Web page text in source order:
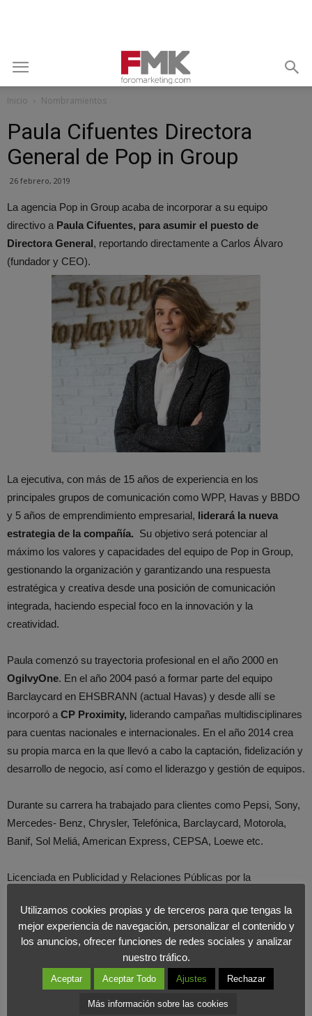
Inicio Nombramientos
Paula Cifuentes Directora
General de Pop in Group
26 febrero, 2019
La agencia Pop in Group acaba de incorporar a su equipo
directivo a Paula Cifuentes, para asumir el puesto de
Directora General, reportando directamente a Carlos Álvaro
(fundador y CEO).
La ejecutiva, con más de 15 años de experiencia en los
principales grupos de comunicación como WPP, Havas y BBDO
y 5 años de emprendimiento empresarial, liderará la nueva
estrategia de la compañía. Su objetivo será potenciar al
máximo los valores y capacidades del equipo de Pop in Group,
gestionando la organización y garantizando una respuesta
estratégica y creativa desde una posición de comunicación
integrada, haciendo especial foco en la innovación y la
creatividad.
Paula comenzó su trayectoria profesional en el año 2000 en
OgilvyOne. En el año 2004 pasó a formar parte del equipo
Barclaycard en EHSBRANN (actual Havas) y desde allí se
incorporó a CP Proximity, liderando campañas multidisciplinares
para cuentas nacionales e internacionales. En el año 2014 crea
su propia marca en la que llevó a cabo la captación, fidelización y
desarrollo de negocio, así como el liderazgo y gestión de equipos.
Durante su carrera ha trabajado para clientes como Pepsi, Sony,
Mercedes- Benz, Chrysler, Telefónica, Barclaycard, Motorola,
Banif, Sol Meliá, American Express, CEPSA, Loewe etc.
Licenciada en Publicidad y Relaciones Públicas por la
ponente, Paulaha participado en campañas premiadasen los
mejores festivales publicitarios como Premios Eficacia, Caples
Utilizamos cookies propias y de terceros para que tengas la
mejor experiencia de navegación, personalizar el contenido y
los anuncios, ofrecer funciones de redes sociales y analizar
nuestro tráfico.
Aceptar Aceptar Todo Ajustes Rechazar
Más información sobre las cookies